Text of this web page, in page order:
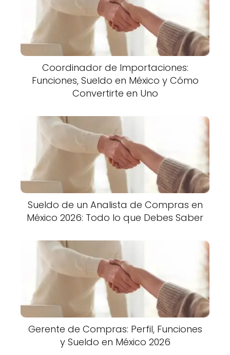
Coordinador de Importaciones:
Funciones, Sueldo en México y Cómo
Convertirte en Uno
Sueldo de un Analista de Compras en
México 2026: Todo lo que Debes Saber
Gerente de Compras: Perfil, Funciones
y Sueldo en México 2026